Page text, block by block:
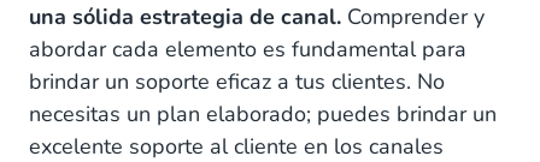
una sólida estrategia de canal. Comprender y
abordar cada elemento es fundamental para
brindar un soporte eficaz a tus clientes. No
necesitas un plan elaborado; puedes brindar un
excelente soporte al cliente en los canales